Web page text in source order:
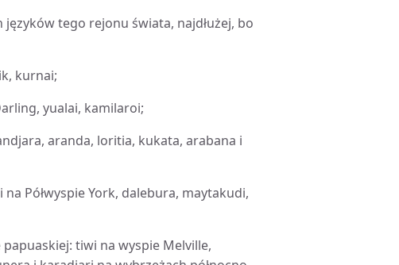
tego rejonu świata, najdłużej, bo
kurnai;
yualai, kamilaroi;
aranda, loritia, kukata, arabana i
Półwyspie York, dalebura, maytakudi,
tiwi na wyspie Melville,